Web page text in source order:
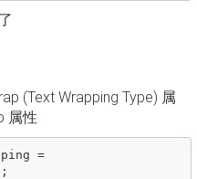
(Text Wrapping Type) 属
属性
=
;